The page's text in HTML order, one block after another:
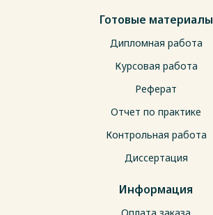
Готовые материалы
Дипломная работа
Курсовая работа
Реферат
Отчет по практике
Контрольная работа
Диссертация
Информация